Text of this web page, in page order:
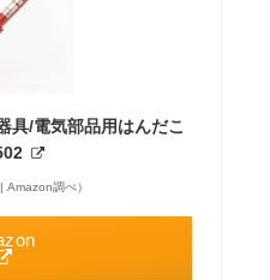
具/電気部品用はんだこ
調べ）